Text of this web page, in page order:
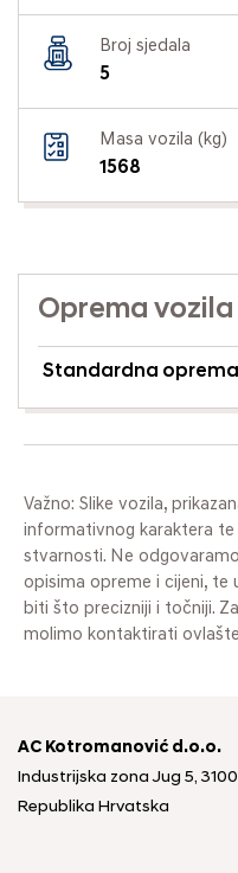
Broj sjedala
5
Masa vozila (kg)
1568
Oprema vozila
Standardna oprema
Važno: Slike vozila,
informativnog karaktera
stvarnosti. Ne
opisima opreme i cijeni, te
biti što precizniji i točniji.
molimo kontaktirati
AC Kotromanović d.o.o.
Industrijska zona Jug 5,
Republika Hrvatska